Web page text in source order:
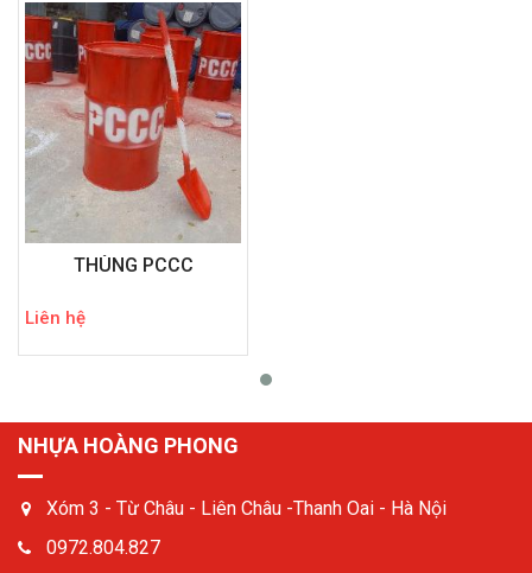
THÙNG PCCC
Liên hệ
NHỰA HOÀNG PHONG
Xóm 3 - Từ Châu - Liên Châu -Thanh Oai - Hà Nội
0972.804.827